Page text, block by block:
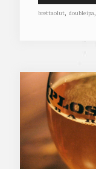
brettaolut, double ipa,